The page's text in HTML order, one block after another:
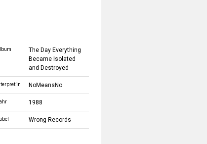
The Day Everything
Became Isolated
and Destroyed
NoMeansNo
1988
Wrong Records